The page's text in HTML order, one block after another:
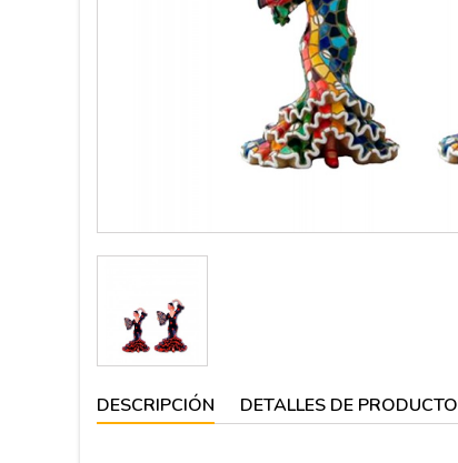
DESCRIPCIÓN DETALLES DE PRODUCTO